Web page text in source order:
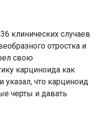
клинических случаев
отростка и
свою
карциноида как
указал, что карциноид
черты и давать